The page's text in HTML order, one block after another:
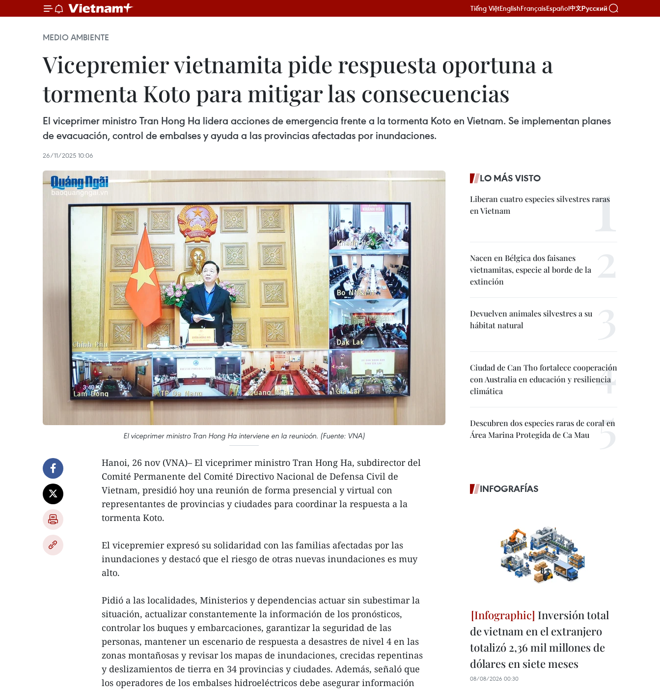
Tiếng ViệtEnglishFrançaisEspañol中文Русский
MEDIO AMBIENTE
Vicepremier vietnamita pide respuesta oportuna a
tormenta Koto para mitigar las consecuencias
El viceprimer ministro Tran Hong Ha lidera acciones de emergencia frente a la tormenta Koto en Vietnam. Se implementan planes
de evacuación, control de embalses y ayuda a las provincias afectadas por inundaciones.
26/11/2025 10:06
El viceprimer ministro Tran Hong Ha interviene en la reunioón. (Fuente: VNA)
Hanoi, 26 nov (VNA)– El viceprimer ministro Tran Hong Ha, subdirector del
Comité Permanente del Comité Directivo Nacional de Defensa Civil de
Vietnam, presidió hoy una reunión de forma presencial y virtual con
representantes de provincias y ciudades para coordinar la respuesta a la
tormenta Koto.
El vicepremier expresó su solidaridad con las familias afectadas por las
inundaciones y destacó que el riesgo de otras nuevas inundaciones es muy
alto.
Pidió a las localidades, Ministerios y dependencias actuar sin subestimar la
situación, actualizar constantemente la información de los pronósticos,
controlar los buques y embarcaciones, garantizar la seguridad de las
personas, mantener un escenario de respuesta a desastres de nivel 4 en las
zonas montañosas y revisar los mapas de inundaciones, crecidas repentinas
y deslizamientos de tierra en 34 provincias y ciudades. Además, señaló que
los operadores de los embalses hidroeléctricos debe asegurar información
LO MÁS VISTO
Liberan cuatro especies silvestres raras
en Vietnam
Nacen en Bélgica dos faisanes
vietnamitas, especie al borde de la
extinción
Devuelven animales silvestres a su
hábitat natural
Ciudad de Can Tho fortalece cooperación
con Australia en educación y resiliencia
climática
Descubren dos especies raras de coral en
Área Marina Protegida de Ca Mau
INFOGRAFÍAS
Inversión total
de vietnam en el extranjero
totalizó 2,36 mil millones de
dólares en siete meses
08/08/2026 00:30